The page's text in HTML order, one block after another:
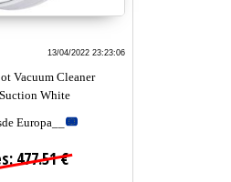
13/04/2022 23:23:06
Vacuum Cleaner
White
Europa__
477.51 €